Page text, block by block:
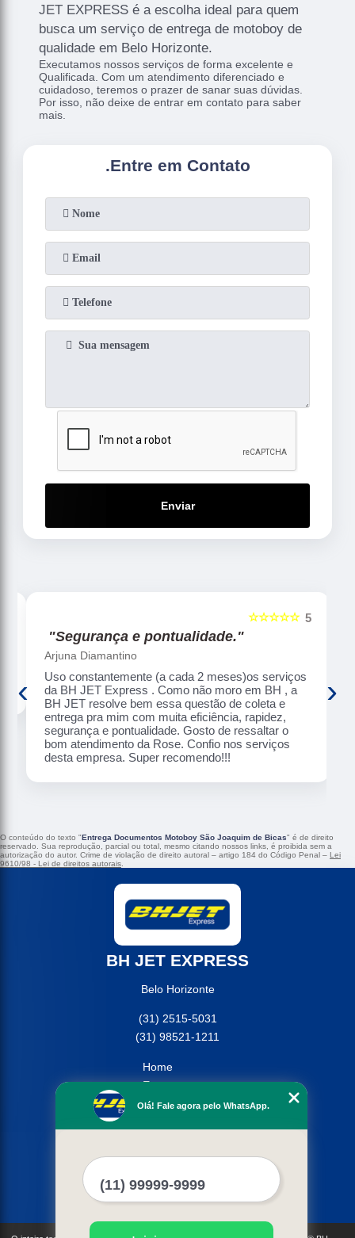
JET EXPRESS é a escolha ideal para quem
busca um serviço de entrega de motoboy de
qualidade em Belo Horizonte.
Executamos nossos serviços de forma excelente e
Qualificada. Com um atendimento diferenciado e
cuidadoso, teremos o prazer de sanar suas dúvidas.
Por isso, não deixe de entrar em contato para saber
mais.
.Entre em Contato
Enviar
☆☆☆☆☆
"Segurança e pontualidade."
Arjuna Diamantino
Uso constantemente (a cada 2 meses)os serviços da
BH JET Express . Como não moro em BH , a BH JET
resolve bem essa questão de coleta e entrega pra
mim com muita eficiência, rapidez, segurança e
pontualidade. Gosto de ressaltar o bom atendimento
da Rose. Confio nos serviços desta empresa. Super
recomendo!!!
‹ ›
O conteúdo do texto "Entrega Documentos Motoboy São Joaquim de Bicas" é de direito
reservado. Sua reprodução, parcial ou total, mesmo citando nossos links, é proibida sem a
autorização do autor. Crime de violação de direito autoral – artigo 184 do Código Penal – Lei
9610/98 - Lei de direitos autorais
BH JET EXPRESS
Belo Horizonte
(31) 2515-5031
(31) 98521-1211
Home
Empresa
Missão
Mapa do site
Olá! Fale agora pelo WhatsApp.